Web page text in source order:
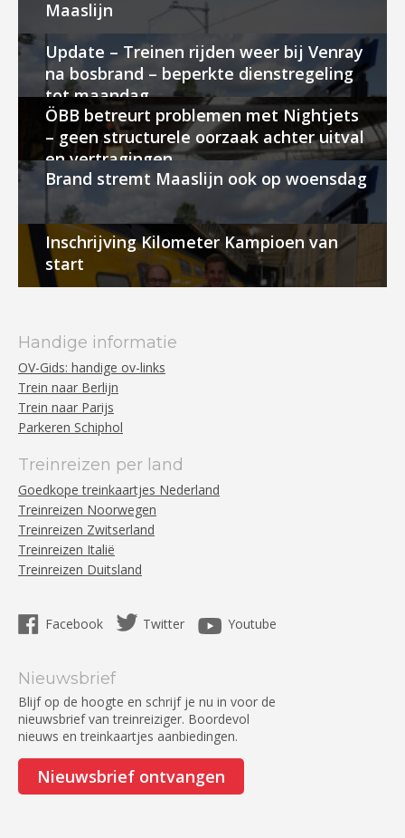
Maaslijn
Update – Treinen rijden weer bij Venray
na bosbrand – beperkte dienstregeling
tot maandag
ÖBB betreurt problemen met Nightjets
– geen structurele oorzaak achter uitval
en vertragingen
Brand stremt Maaslijn ook op woensdag
Inschrijving Kilometer Kampioen van
start
Handige informatie
OV-Gids: handige ov-links
Trein naar Berlijn
Trein naar Parijs
Parkeren Schiphol
Treinreizen per land
Goedkope treinkaartjes Nederland
Treinreizen Noorwegen
Treinreizen Zwitserland
Treinreizen Italië
Treinreizen Duitsland
Facebook Twitter Youtube
Nieuwsbrief
Blijf op de hoogte en schrijf je nu in voor de
nieuwsbrief van treinreiziger. Boordevol
nieuws en treinkaartjes aanbiedingen.
Nieuwsbrief ontvangen